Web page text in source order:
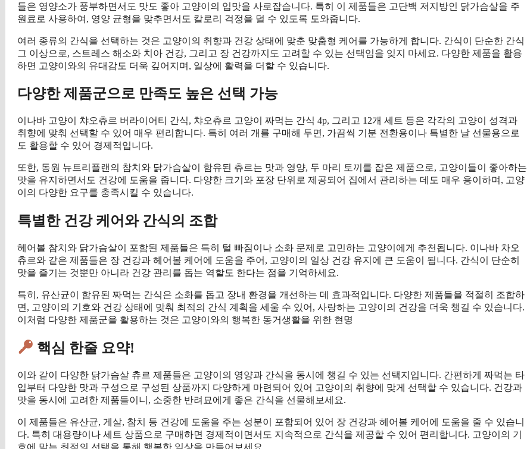
들은 영양소가 풍부하면서도 맛도 좋아 고양이의 입맛을 사로잡습니다. 특히 이 제품들은 고단백 저지방인 닭가슴살을 주
원료로 사용하여, 영양 균형을 맞추면서도 칼로리 걱정을 덜 수 있도록 도와줍니다.
여러 종류의 간식을 선택하는 것은 고양이의 취향과 건강 상태에 맞춘 맞춤형 케어를 가능하게 합니다. 간식이 단순한 간식
그 이상으로, 스트레스 해소와 치아 건강, 그리고 장 건강까지도 고려할 수 있는 선택임을 잊지 마세요. 다양한 제품을 활용
하면 고양이와의 유대감도 더욱 깊어지며, 일상에 활력을 더할 수 있습니다.
다양한 제품군으로 만족도 높은 선택 가능
이나바 고양이 챠오츄르 버라이어티 간식, 챠오츄르 고양이 짜먹는 간식 4p, 그리고 12개 세트 등은 각각의 고양이 성격과
취향에 맞춰 선택할 수 있어 매우 편리합니다. 특히 여러 개를 구매해 두면, 가끔씩 기분 전환용이나 특별한 날 선물용으로
도 활용할 수 있어 경제적입니다.
또한, 동원 뉴트리플랜의 참치와 닭가슴살이 함유된 츄르는 맛과 영양, 두 마리 토끼를 잡은 제품으로, 고양이들이 좋아하는
맛을 유지하면서도 건강에 도움을 줍니다. 다양한 크기와 포장 단위로 제공되어 집에서 관리하는 데도 매우 용이하며, 고양
이의 다양한 요구를 충족시킬 수 있습니다.
특별한 건강 케어와 간식의 조합
헤어볼 참치와 닭가슴살이 포함된 제품들은 특히 털 빠짐이나 소화 문제로 고민하는 고양이에게 추천됩니다. 이나바 차오
츄르와 같은 제품들은 장 건강과 헤어볼 케어에 도움을 주어, 고양이의 일상 건강 유지에 큰 도움이 됩니다. 간식이 단순히
맛을 즐기는 것뿐만 아니라 건강 관리를 돕는 역할도 한다는 점을 기억하세요.
특히, 유산균이 함유된 짜먹는 간식은 소화를 돕고 장내 환경을 개선하는 데 효과적입니다. 다양한 제품들을 적절히 조합하
면, 고양이의 기호와 건강 상태에 맞춰 최적의 간식 계획을 세울 수 있어, 사랑하는 고양이의 건강을 더욱 챙길 수 있습니다.
이처럼 다양한 제품군을 활용하는 것은 고양이와의 행복한 동거생활을 위한 현명
핵심 한줄 요약!
이와 같이 다양한 닭가슴살 츄르 제품들은 고양이의 영양과 간식을 동시에 챙길 수 있는 선택지입니다. 간편하게 짜먹는 타
입부터 다양한 맛과 구성으로 구성된 상품까지 다양하게 마련되어 있어 고양이의 취향에 맞게 선택할 수 있습니다. 건강과
맛을 동시에 고려한 제품들이니, 소중한 반려묘에게 좋은 간식을 선물해보세요.
이 제품들은 유산균, 게살, 참치 등 건강에 도움을 주는 성분이 포함되어 있어 장 건강과 헤어볼 케어에 도움을 줄 수 있습니
다. 특히 대용량이나 세트 상품으로 구매하면 경제적이면서도 지속적으로 간식을 제공할 수 있어 편리합니다. 고양이의 기
호에 맞는 최적의 선택을 통해 행복한 일상을 만들어보세요.